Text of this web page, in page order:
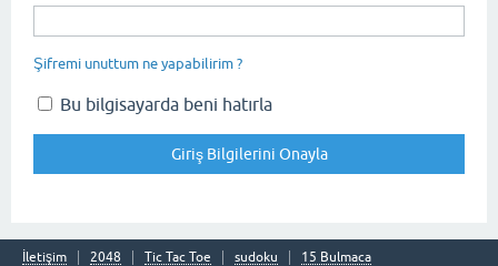
Şifremi unuttum ne yapabilirim ?
Bu bilgisayarda beni hatırla
İletişim 2048 Tic Tac Toe sudoku
15 Bulmaca